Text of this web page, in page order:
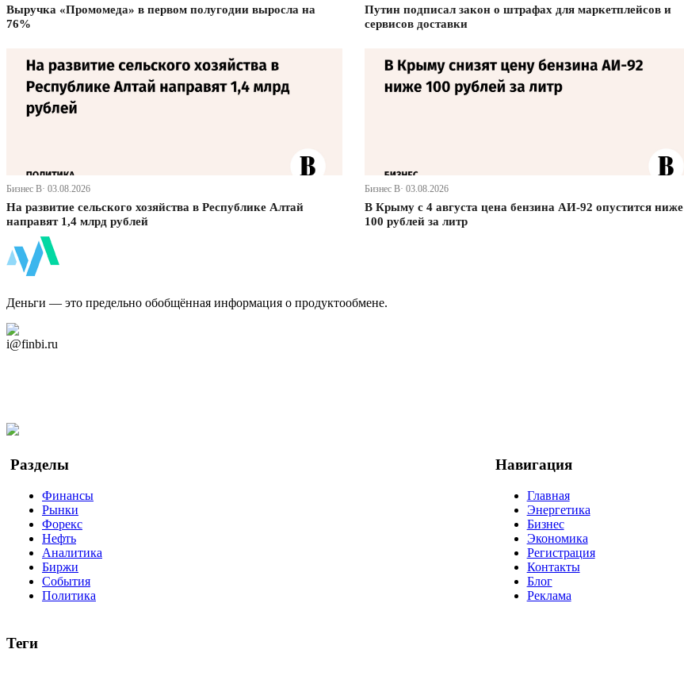
Выручка «Промомеда» в первом полугодии выросла на
76%
Путин подписал закон о штрафах для маркетплейсов и
сервисов доставки
Бизнес В· 03.08.2026
На развитие сельского хозяйства в Республике Алтай
направят 1,4 млрд рублей
Бизнес В· 03.08.2026
В Крыму с 4 августа цена бензина АИ-92 опустится ниже
100 рублей за литр
Деньги — это предельно обобщённая информация о продуктообмене.
i@finbi.ru
Разделы
Финансы
Рынки
Форекс
Нефть
Аналитика
Биржи
События
Политика
Навигация
Главная
Энергетика
Бизнес
Экономика
Регистрация
Контакты
Блог
Реклама
Теги